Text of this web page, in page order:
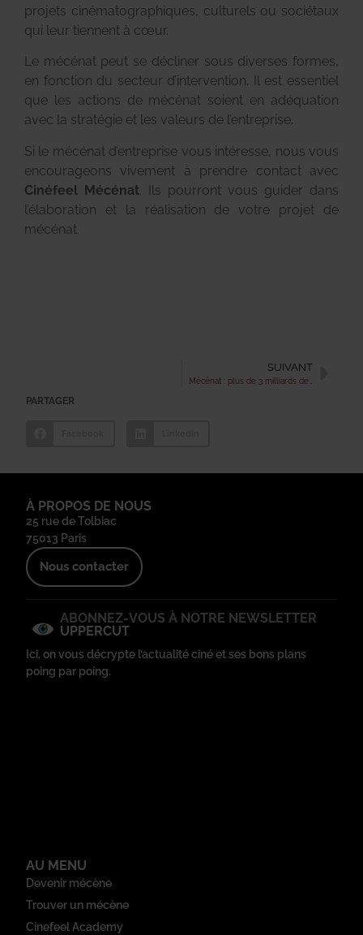
projets cinématographiques, culturels ou sociétaux
qui leur tiennent à cœur.
Le mécénat peut se décliner sous diverses formes,
en fonction du secteur d’intervention. Il est essentiel
que les actions de mécénat soient en adéquation
avec la stratégie et les valeurs de l’entreprise.
Si le mécénat d’entreprise vous intéresse, nous vous
encourageons vivement à prendre contact avec
Cinéfeel Mécénat . Ils pourront vous guider dans
l’élaboration et la réalisation de votre projet de
mécénat.
SUIVANT
Mécénat : plus de 3 milliards de dons alloués par les entreprises
PARTAGER
À PROPOS DE NOUS
25 rue de Tolbiac
75013 Paris
Nous contacter
ABONNEZ-VOUS À NOTRE NEWSLETTER
UPPERCUT
Ici, on vous décrypte l’actualité ciné et ses bons plans
poing par poing.
AU MENU
Devenir mécène
Trouver un mécène
Cinefeel Academy